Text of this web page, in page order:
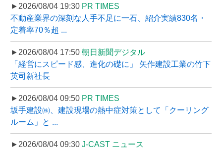
►2026/08/04 19:30 PR TIMES
不動産業界の深刻な人手不足に一石、紹介実績830名・
定着率70％超 ...
►2026/08/04 17:50 朝日新聞デジタル
「経営にスピード感、進化の礎に」 矢作建設工業の竹下
英司新社長
►2026/08/04 09:50 PR TIMES
坂手建設㈱、建設現場の熱中症対策として「クーリング
ルーム」と ...
►2026/08/04 09:30 J-CAST ニュース